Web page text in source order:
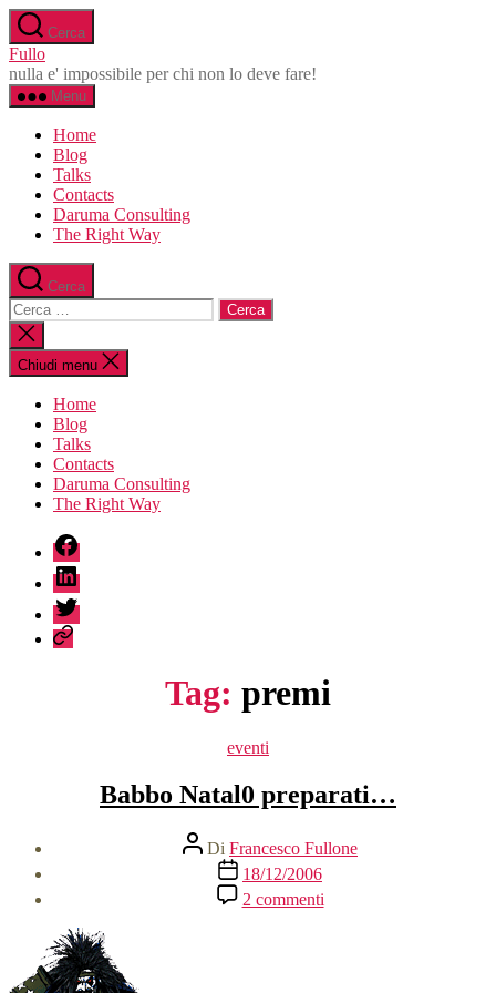
Salta
al
contenuto
Cerca
Fullo
nulla e' impossibile per chi non lo deve fare!
Menu
Home
Blog
Talks
Contacts
Daruma Consulting
The Right Way
Cerca
Cerca:
Chiudi
la
ricerca
Chiudi menu
Home
Blog
Talks
Contacts
Daruma Consulting
The Right Way
fb
linkedin
twitter
sessionize
Tag: premi
Categorie
eventi
Babbo Natal0 preparati…
Autore
articolo
Di Francesco Fullone
Data
dell'articolo
18/12/2006
2 commentisu
Babbo